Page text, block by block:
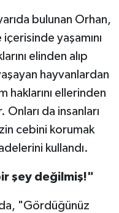
bulunan Orhan,
yaşamını
elinden alıp
hayvanlardan
haklarını ellerinden
Onları da insanları
cebini korumak
kullandı.
şey değilmiş!"
"Gördüğünüz